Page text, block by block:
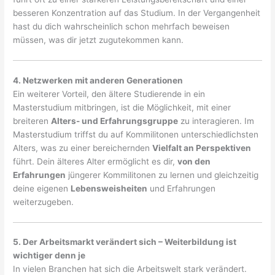
besseren Konzentration auf das Studium. In der Vergangenheit
hast du dich wahrscheinlich schon mehrfach beweisen
müssen, was dir jetzt zugutekommen kann.
4. Netzwerken mit anderen Generationen
Ein weiterer Vorteil, den ältere Studierende in ein
Masterstudium mitbringen, ist die Möglichkeit, mit einer
breiteren Alters- und Erfahrungsgruppe zu interagieren. Im
Masterstudium triffst du auf Kommilitonen unterschiedlichsten
Alters, was zu einer bereicherndenVielfalt an Perspektiven
führt. Dein älteres Alter ermöglicht es dir,von den
Erfahrungen jüngerer Kommilitonen zu lernen und gleichzeitig
deine eigenen Lebensweisheiten und Erfahrungen
weiterzugeben.
5. Der Arbeitsmarkt verändert sich – Weiterbildung ist
wichtiger denn je
In vielen Branchen hat sich die Arbeitswelt stark verändert.